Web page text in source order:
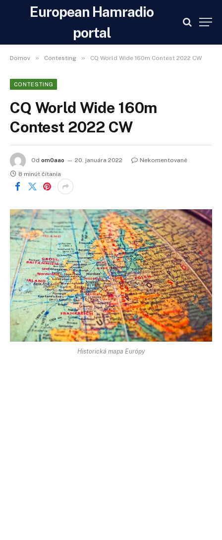
European Hamradio
portal
Domov » Contesting » CQ World Wide 160m Contest 2022 CW
CONTESTING
CQ World Wide 160m
Contest 2022 CW
Od om0aao 20. januára 2022
Nekomentované
8 minút čítania
Historická mapa Európy